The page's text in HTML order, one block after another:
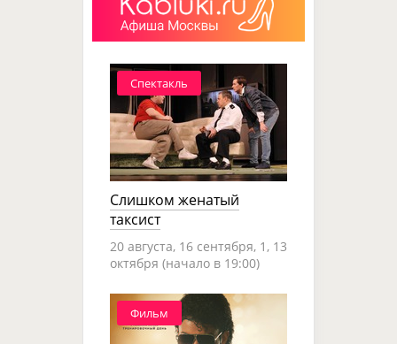
Спектакль
Слишком женатый
таксист
20 августа, 16 сентября, 1, 13
октября (начало в 19:00)
Фильм